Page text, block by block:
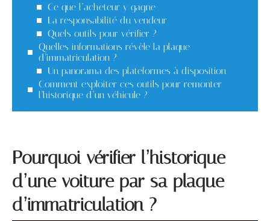
Ce que l’acheteur y gagne
La responsabilité du vendeur
Quels outils pour vérifier ?
Quelles informations révèle la plaque
d’immatriculation ?
Un panorama des plateformes à disposition
Comment exploiter ces outils pour remonter
l’historique d’un véhicule ?
Pourquoi vérifier l’historique
d’une voiture par sa plaque
d’immatriculation ?